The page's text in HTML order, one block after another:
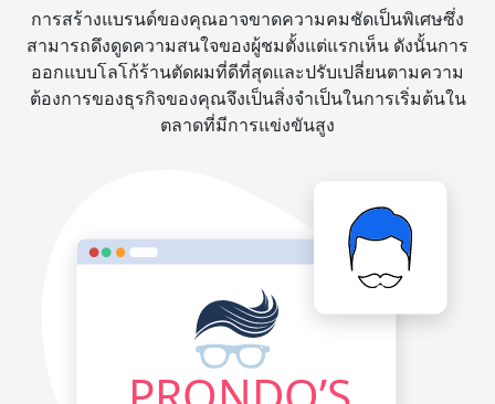
การสร้างแบรนด์ของคุณอาจขาดความคมชัดเป็นพิเศษซึ่ง
สามารถดึงดูดความสนใจของผู้ชมตั้งแต่แรกเห็น ดังนั้นการ
ออกแบบโลโก้ร้านตัดผมที่ดีที่สุดและปรับเปลี่ยนตามความ
ต้องการของธุรกิจของคุณจึงเป็นสิ่งจำเป็นในการเริ่มต้นใน
ตลาดที่มีการแข่งขันสูง